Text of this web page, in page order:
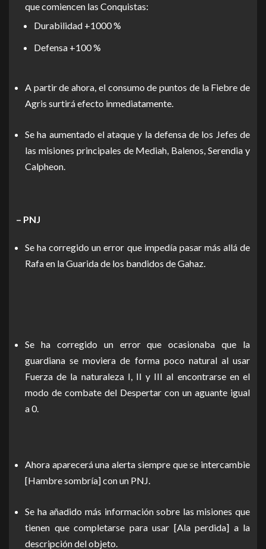
que comiencen las Conquistas:
Durabilidad +1000 %
Defensa +100 %
A partir de ahora, el consumo de puntos de la Fiebre de
Agris surtirá efecto inmediatamente.
Se ha aumentado el ataque y la defensa de los Jefes de
las misiones principales de Mediah, Balenos, Serendia y
Calpheon.
– PNJ
Se ha corregido un error que impedía pasar más allá de
Rafa en la Guarida de los bandidos de Gahaz.
Se ha corregido un error que ocasionaba que la
guardiana se moviera de forma poco natural al usar
Fuerza de la naturaleza I, II y III al encontrarse en el
modo de combate del Despertar con un aguante igual
a 0.
Ahora aparecerá una alerta siempre que se intercambie
[Hambre sombría] con un PNJ.
Se ha añadido más información sobre las misiones que
tienen que completarse para usar [Ala perdida] a la
descripción del objeto.